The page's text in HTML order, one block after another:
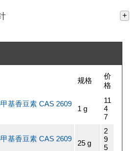
+
规格
价
格
基香豆素 CAS 2609
1 g
11
4
7
基香豆素 CAS 2609
25 g
2
9
5